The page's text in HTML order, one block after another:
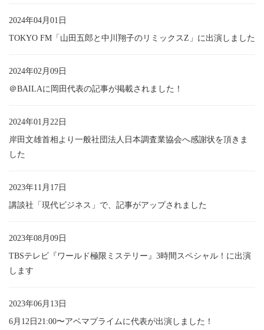
2024年04月01日
TOKYO FM「山田五郎と中川翔子のリミックスZ」に出演しました
2024年02月09日
＠BAILAに岡田代表の記事が掲載されました！
2024年01月22日
岸田文雄首相より一般社団法人日本調査業協会へ感謝状を頂きま
した
2023年11月17日
講談社「現代ビジネス」で、記事がアップされました
2023年08月09日
TBSテレビ『ワールド極限ミステリー』3時間スペシャル！に出演
します
2023年06月13日
6月12日21:00〜アベマプライムに代表が出演しました！